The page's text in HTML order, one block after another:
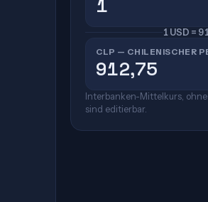
1 USD =
CLP — CHILENISCHER
Interbanken-Mittelkurs,
sind editierbar.